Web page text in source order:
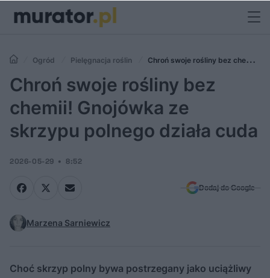
Ogród Pielęgnacja roślin
Chroń swoje rośliny bez chemii!
Gnojówka ze skrzypu polnego działa cuda
Chroń swoje rośliny bez
chemii! Gnojówka ze
skrzypu polnego działa cuda
2026-05-29 8:52
Dodaj do Google
Marzena Sarniewicz
Choć skrzyp polny bywa postrzegany jako uciążliwy